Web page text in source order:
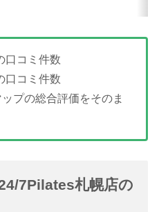
口コミ件数
口コミ件数
プの総合評価をそのま
7Pilates札幌店の